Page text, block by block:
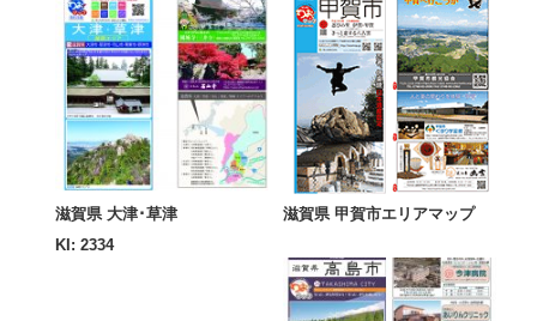
滋賀県 大津･草津
KI: 2334
滋賀県 甲賀市エリアマップ